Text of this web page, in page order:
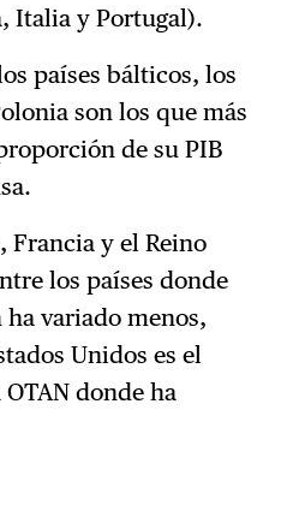
Italia y Portugal).
países bálticos, los
son los que más
de su PIB
Francia y el Reino
los países donde
variado menos,
Unidos es el
donde ha